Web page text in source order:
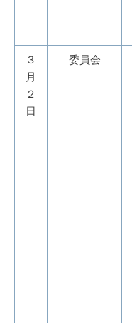
３
月
２
日
委員会